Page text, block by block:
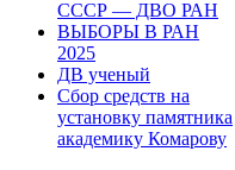
СССР — ДВО РАН
ВЫБОРЫ В РАН
2025
ДВ ученый
Сбор средств на
установку памятника
академику Комарову